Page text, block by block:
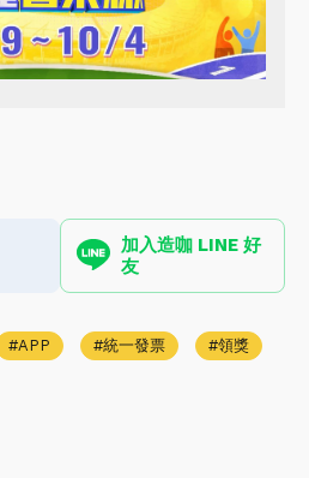
加入造咖 LINE 好
友
APP 統一發票 領獎